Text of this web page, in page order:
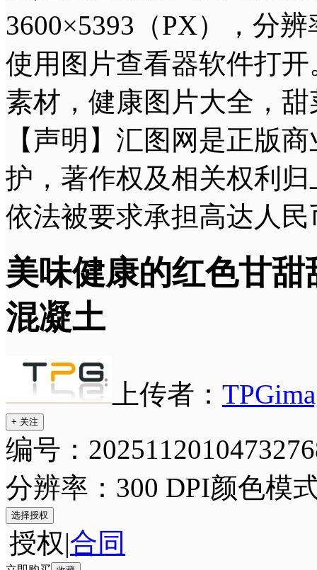
3600×5393（PX），分
使用图片查看器软件打
素材，健康图片大全，
【声明】汇图网是正版
护，著作权及相关权利
依法被要求承担高达人
美味健康的红色甘
混凝土
上传者：
+ 关注
编号：
分辨率：300 DPI颜色模
选择授权
授权|合同